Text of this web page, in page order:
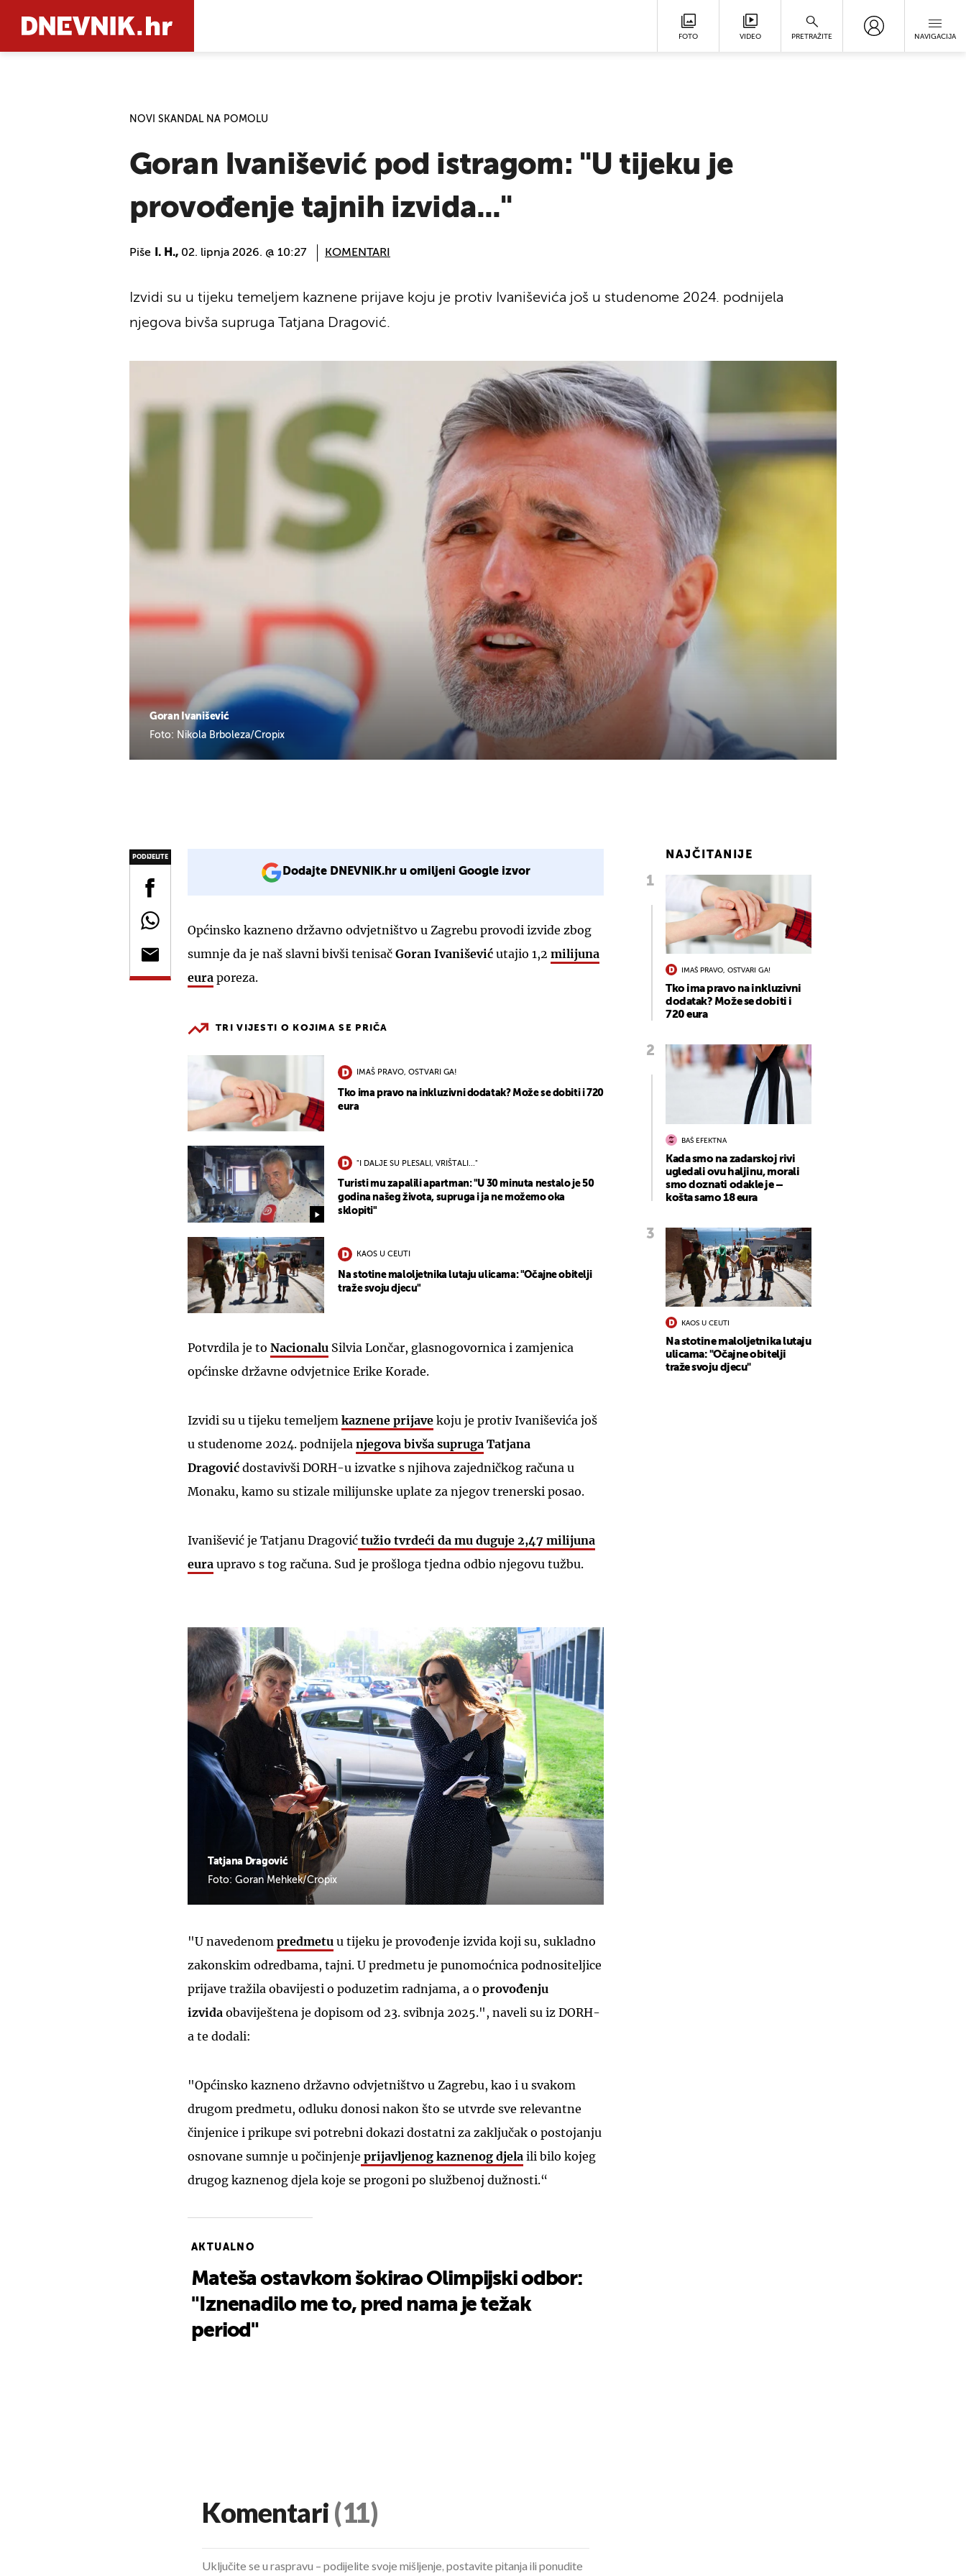
FOTO VIDEO PRETRAŽITE NAVIGACIJA
NOVI SKANDAL NA POMOLU
Goran Ivanišević pod istragom: "U tijeku je
provođenje tajnih izvida..."
Piše I. H., 02. lipnja 2026. @ 10:27 KOMENTARI
Goran Ivanišević
Foto: Nikola Brboleza/Cropix
Izvidi su u tijeku temeljem kaznene prijave koju je protiv Ivaniševića još u studenome 2024. podnijela
njegova bivša supruga Tatjana Dragović.
PODIJELITE
Dodajte DNEVNIK.hr u omiljeni Google izvor
Općinsko kazneno državno odvjetništvo u Zagrebu provodi izvide zbog
sumnje da je naš slavni bivši tenisač Goran Ivanišević utajio 1,2 milijuna
eura poreza.
TRI VIJESTI O KOJIMA SE PRIČA
IMAŠ PRAVO, OSTVARI GA!
Tko ima pravo na inkluzivni dodatak? Može se dobiti i 720
eura
"I DALJE SU PLESALI, VRIŠTALI..."
Turisti mu zapalili apartman: "U 30 minuta nestalo je 50
godina našeg života, supruga i ja ne možemo oka
sklopiti"
KAOS U CEUTI
Na stotine maloljetnika lutaju ulicama: "Očajne obitelji
traže svoju djecu"
Potvrdila je to Nacionalu Silvia Lončar, glasnogovornica i zamjenica
općinske državne odvjetnice Erike Korade.
Izvidi su u tijeku temeljem kaznene prijave koju je protiv Ivaniševića još
u studenome 2024. podnijela njegova bivša supruga Tatjana
Dragović dostavivši DORH-u izvatke s njihova zajedničkog računa u
Monaku, kamo su stizale milijunske uplate za njegov trenerski posao.
Ivanišević je Tatjanu Dragović tužio tvrdeći da mu duguje 2,47 milijuna
eura upravo s tog računa. Sud je prošloga tjedna odbio njegovu tužbu.
Tatjana Dragović
Foto: Goran Mehkek/Cropix
"U navedenom predmetu u tijeku je provođenje izvida koji su, sukladno
zakonskim odredbama, tajni. U predmetu je punomoćnica podnositeljice
prijave tražila obavijesti o poduzetim radnjama, a o provođenju
izvida obaviještena je dopisom od 23. svibnja 2025.", naveli su iz DORH-
a te dodali:
"Općinsko kazneno državno odvjetništvo u Zagrebu, kao i u svakom
drugom predmetu, odluku donosi nakon što se utvrde sve relevantne
činjenice i prikupe svi potrebni dokazi dostatni za zaključak o postojanju
osnovane sumnje u počinjenje prijavljenog kaznenog djela ili bilo kojeg
drugog kaznenog djela koje se progoni po službenoj dužnosti.“
AKTUALNO
Mateša ostavkom šokirao Olimpijski odbor:
"Iznenadilo me to, pred nama je težak
period"
NAJČITANIJE
IMAŠ PRAVO, OSTVARI GA!
Tko ima pravo na inkluzivni
dodatak? Može se dobiti i
720 eura
BAŠ EFEKTNA
Kada smo na zadarskoj rivi
ugledali ovu haljinu, morali
smo doznati odakle je –
košta samo 18 eura
KAOS U CEUTI
Na stotine maloljetnika lutaju
ulicama: "Očajne obitelji
traže svoju djecu"
Komentari (11)
Uključite se u raspravu – podijelite svoje mišljenje, postavite pitanja ili ponudite
UKLJUČITE NOTIFIKACIJE